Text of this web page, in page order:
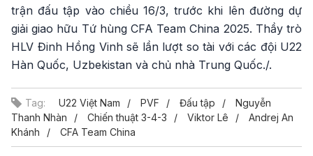
trận đấu tập vào chiều 16/3, trước khi lên đường dự
giải giao hữu Tứ hùng CFA Team China 2025. Thầy trò
HLV Đinh Hồng Vinh sẽ lần lượt so tài với các đội U22
Hàn Quốc, Uzbekistan và chủ nhà Trung Quốc./.
Tag: U22 Việt Nam PVF Đấu tập
Nguyễn
Thanh Nhàn
Chiến thuật 3-4-3 Viktor Lê
Andrej An
Khánh
CFA Team China